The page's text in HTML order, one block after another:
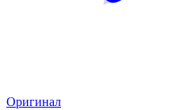
Оригинал